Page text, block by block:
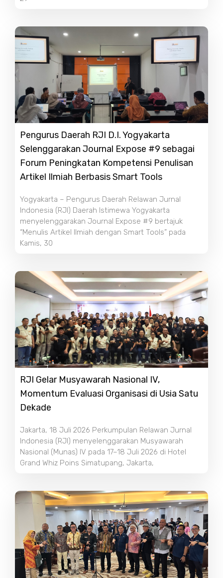
Pengurus Daerah RJI D.I. Yogyakarta
Selenggarakan Journal Expose #9 sebagai
Forum Peningkatan Kompetensi Penulisan
Artikel Ilmiah Berbasis Smart Tools
Yogyakarta – Pengurus Daerah Relawan Jurnal
Indonesia (RJI) Daerah Istimewa Yogyakarta
menyelenggarakan Journal Expose #9 bertajuk
“Menulis Artikel Ilmiah dengan Smart Tools” pada
Kamis, 30
RJI Gelar Musyawarah Nasional IV,
Momentum Evaluasi Organisasi di Usia Satu
Dekade
Jakarta, 18 Juli 2026 Perkumpulan Relawan Jurnal
Indonesia (RJI) menyelenggarakan Musyawarah
Nasional (Munas) IV pada 17–18 Juli 2026 di Hotel
Grand Whiz Poins Simatupang, Jakarta,